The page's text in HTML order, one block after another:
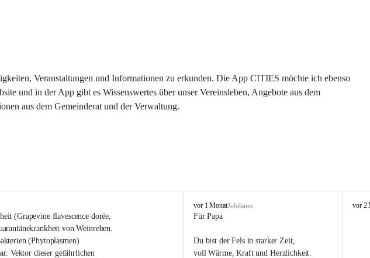
Veranstaltungen und Informationen zu erkunden. Die App CITIES möchte ich ebenso
und in der App gibt es Wissenswertes über unser Vereinsleben, Angebote aus dem
aus dem Gemeinderat und der Verwaltung.
(Grapevine flavescence dorée,
von Weinreben.
(Phytoplasmen)
Vektor dieser gefährlichen
O
s
i
vor 1 MonatJubiläum
Für Papa
Du bist der Fels in starker Zeit,
voll Wärme, Kraft und Herzlichkeit.
O
vor 2